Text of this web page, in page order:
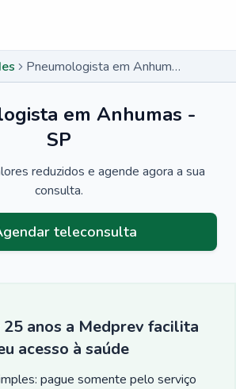
Pneumologista em Anhumas - SP
em Anhumas -
SP
reduzidos e agende agora a sua
consulta.
teleconsulta
25 anos a Medprev facilita
acesso à saúde
pague somente pelo serviço